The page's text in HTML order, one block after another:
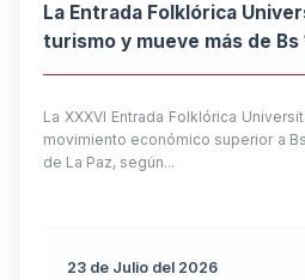
La Entrada Folklórica
turismo y mueve más de Bs
La XXXVI Entrada Folklórica
movimiento económico superior a
de La Paz, según...
23 de Julio del 2026